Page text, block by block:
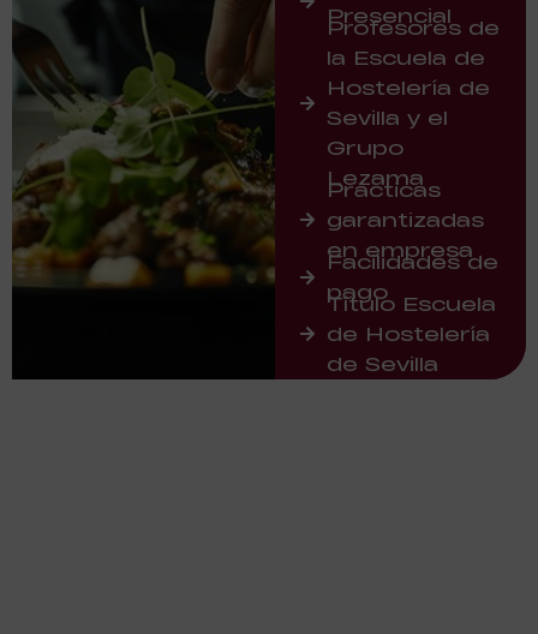
Presencial
Profesores de
la Escuela de
Hostelería de
Sevilla y el
Grupo
Lezama
Prácticas
garantizadas
en empresa
Facilidades de
pago
Título Escuela
de Hostelería
de Sevilla